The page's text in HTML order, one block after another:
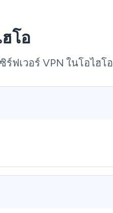
โอ
ฟเวอร์ VPN ในโอไฮโอ